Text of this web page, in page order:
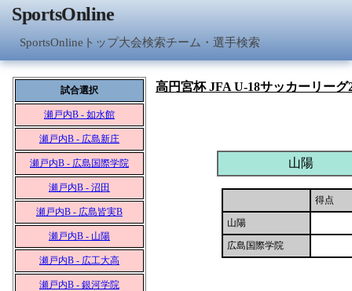
SportsOnline
SportsOnlineトップ大会検索チーム・選手検索
試合選択
瀬戸内B - 如水館
瀬戸内B - 広島新庄
瀬戸内B - 広島国際学院
瀬戸内B - 沼田
瀬戸内B - 広島皆実B
瀬戸内B - 山陽
瀬戸内B - 広工大高
瀬戸内B - 銀河学院
高円宮杯 JFA U-18サッカーリーグ
山陽
得点
山陽
広島国際学院